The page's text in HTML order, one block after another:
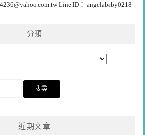
Line ID： angelababy0218
分類
近期文章